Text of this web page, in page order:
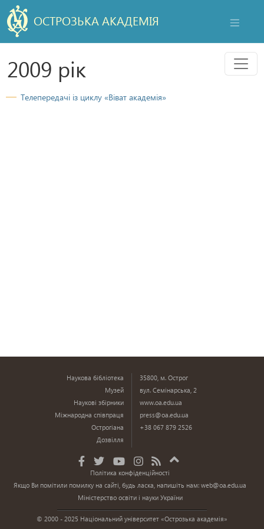
ОСТРОЗЬКА АКАДЕМІЯ
2009 рік Меню
Телепередачі із циклу «Віват академія»
Наукова бібліотека
Музей
Наукові збірники
Міжнародна співпраця
Острогіана
Дозвілля
35800, м. Острог
вул. Семінарська, 2
www.oa.edu.ua
press@oa.edu.ua
+38 067 879 2526
Політика конфіденційності
Якщо Ви помітили помилку на сайті, будь ласка, напишіть нам:web@oa.edu.ua
Міністерство освіти і науки України
© 2000 - 2025 Національний університет «Острозька академія»